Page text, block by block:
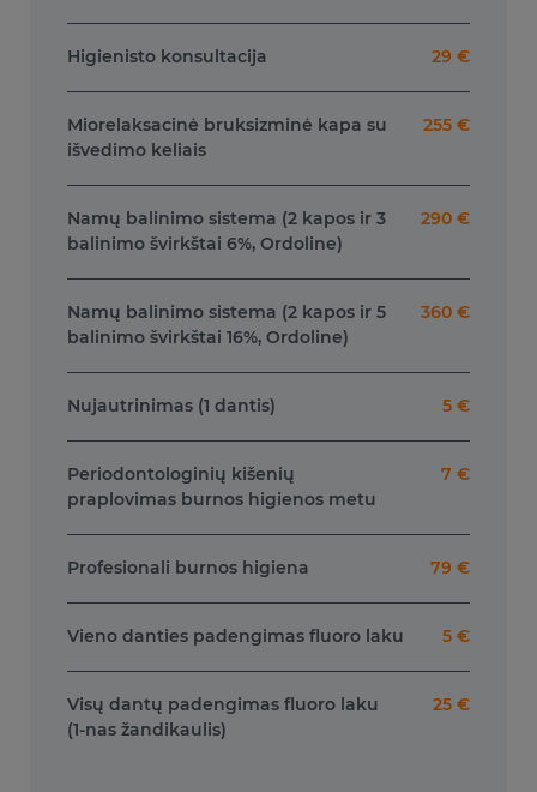
Higienisto konsultacija 29 €
Miorelaksacinė bruksizminė kapa su
išvedimo keliais
255 €
Namų balinimo sistema (2 kapos ir 3
balinimo švirkštai 6%, Ordoline)
290 €
Namų balinimo sistema (2 kapos ir 5
balinimo švirkštai 16%, Ordoline)
360 €
Nujautrinimas (1 dantis) 5 €
Periodontologinių kišenių
praplovimas burnos higienos metu
7 €
Profesionali burnos higiena 79 €
Vieno danties padengimas fluoro laku 5 €
Visų dantų padengimas fluoro laku
(1-nas žandikaulis)
25 €